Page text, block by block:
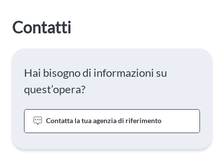
Contatti
Hai bisogno di informazioni su
quest’opera?
Contatta la tua agenzia di riferimento